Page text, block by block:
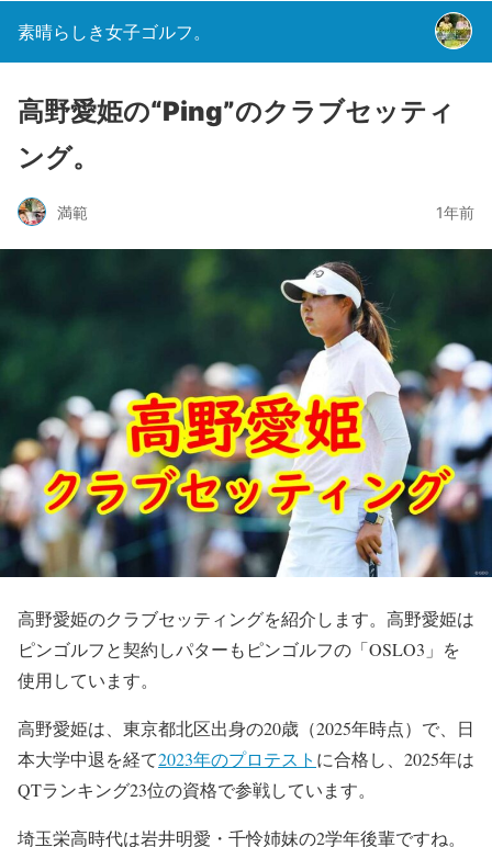
素晴らしき女子ゴルフ。
高野愛姫の“Ping”のクラブセッティ
ング。
満範 1年前
高野愛姫のクラブセッティングを紹介します。高野愛姫は
ピンゴルフと契約しパターもピンゴルフの「OSLO3」を
使用しています。
高野愛姫は、東京都北区出身の20歳（2025年時点）で、日
本大学中退を経て2023年のプロテスト に合格し、2025年は
QTランキング23位の資格で参戦しています。
埼玉栄高時代は岩井明愛・千怜姉妹の2学年後輩ですね。